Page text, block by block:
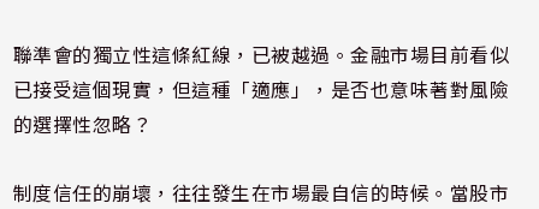
聯準會的獨立性這條紅線，已被越過。金融市場目前看似
已接受這個現實，但這種「適應」，是否也意味著對風險
的選擇性忽略？
制度信任的崩壞，往往發生在市場最自信的時候。當股市